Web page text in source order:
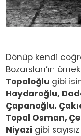
Dönüp kendi
Bozarslan’ın
Topaloğlu gibi
Haydaroğlu,
Çapanoğlu,
Topal Osman,
Niyazi gibi